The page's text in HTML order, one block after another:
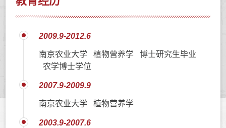
2009.9-2012.6
南京农业大学 植物营养学 博士研究生毕业
农学博士学位
2007.9-2009.9
南京农业大学 植物营养学
2003.9-2007.6